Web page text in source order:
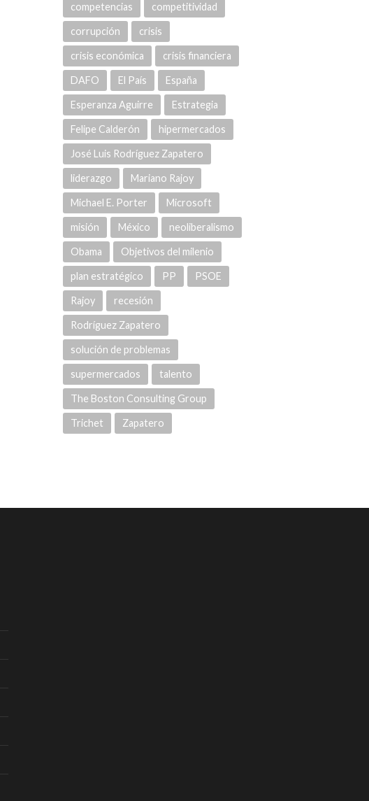
competencias competitividad
corrupción crisis
crisis económica crisis financiera
DAFO El País España
Esperanza Aguirre Estrategia
Felipe Calderón hipermercados
José Luis Rodríguez Zapatero
liderazgo Mariano Rajoy
Michael E. Porter Microsoft
misión México neoliberalismo
Obama Objetivos del milenio
plan estratégico PP PSOE
Rajoy recesión
Rodríguez Zapatero
solución de problemas
supermercados talento
The Boston Consulting Group
Trichet Zapatero